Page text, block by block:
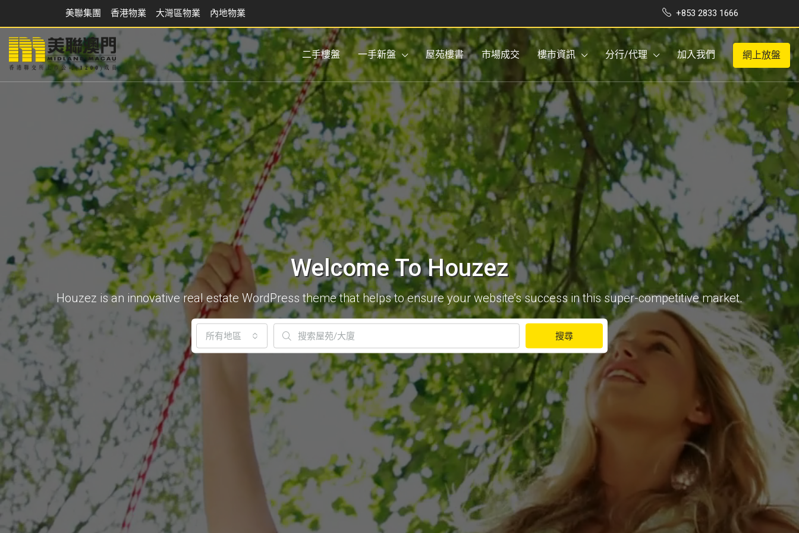
美聯集團 香港物業 大灣區物業 內地物業 +853 2833 1666
二手樓盤 一手新盤 屋苑樓書 市場成交 樓市資訊 分行/代理 加入我們 網上放盤
Welcome To Houzez
Houzez is an innovative real estate WordPress theme that helps to ensure your website’s success in this super-competitive market.
所有地區 搜尋